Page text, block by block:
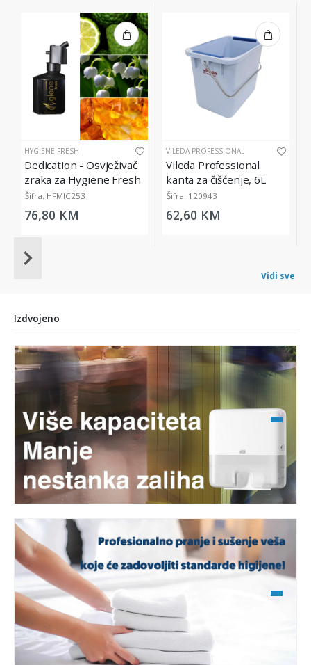
HYGIENE FRESH
Dedication - Osvježivač
zraka za Hygiene Fresh
Micro Diffuser, 200 ml
Šifra: HFMIC253
76,80 KM
VILEDA PROFESSIONAL
Vileda Professional
kanta za čišćenje, 6L
Šifra: 120943
62,60 KM
Item
Vidi sve
Izdvojeno